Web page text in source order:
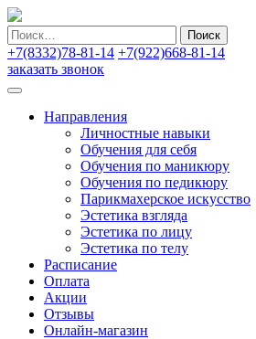
Найти:
+7(8332)78-81-14 +7(922)668-81-14
заказать звонок
Направления
Личностные навыки
Обучения для себя
Обучения по маникюру
Обучения по педикюру
Парикмахерское искусство
Эстетика взгляда
Эстетика по лицу
Эстетика по телу
Расписание
Оплата
Акции
Отзывы
Онлайн-магазин